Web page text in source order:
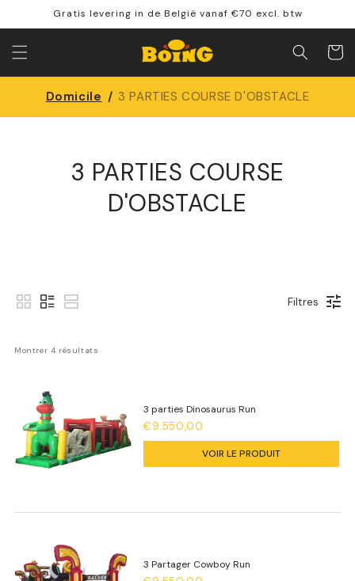
contenu
Gratis levering in de België vanaf €70 excl. btw
Panier
Domicile / 3 PARTIES COURSE D'OBSTACLE
3 PARTIES COURSE
D'OBSTACLE
Filtres
Montrer 4 résultats
3 parties Dinosaurus Run
€9.550,00
VOIR LE PRODUIT
3 Partager Cowboy Run